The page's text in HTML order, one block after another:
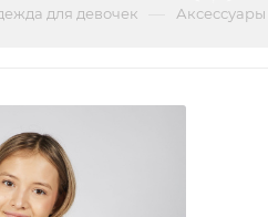
для девочек